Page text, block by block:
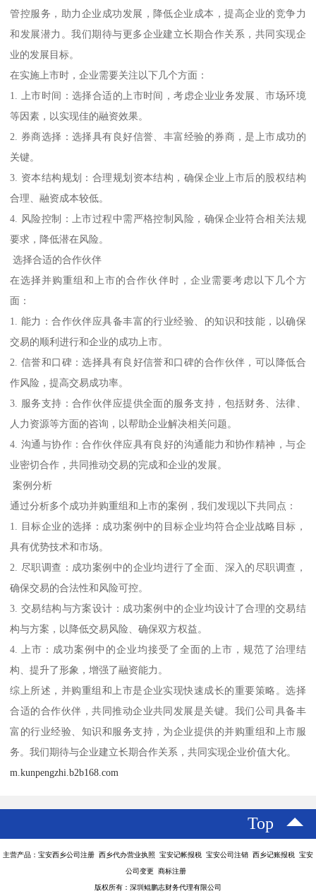
管控服务，助力企业成功发展，降低企业成本，提高企业的竞争力
和发展潜力。我们期待与更多企业建立长期合作关系，共同实现企
业的发展目标。
在实施上市时，企业需要关注以下几个方面：
1. 上市时间：选择合适的上市时间，考虑企业业务发展、市场环境
等因素，以实现佳的融资效果。
2. 券商选择：选择具有良好信誉、丰富经验的券商，是上市成功的
关键。
3. 资本结构规划：合理规划资本结构，确保企业上市后的股权结构
合理、融资成本较低。
4. 风险控制：上市过程中需严格控制风险，确保企业符合相关法规
要求，降低潜在风险。
选择合适的合作伙伴
在选择并购重组和上市的合作伙伴时，企业需要考虑以下几个方
面：
1. 能力：合作伙伴应具备丰富的行业经验、的知识和技能，以确保
交易的顺利进行和企业的成功上市。
2. 信誉和口碑：选择具有良好信誉和口碑的合作伙伴，可以降低合
作风险，提高交易成功率。
3. 服务支持：合作伙伴应提供全面的服务支持，包括财务、法律、
人力资源等方面的咨询，以帮助企业解决相关问题。
4. 沟通与协作：合作伙伴应具有良好的沟通能力和协作精神，与企
业密切合作，共同推动交易的完成和企业的发展。
案例分析
通过分析多个成功并购重组和上市的案例，我们发现以下共同点：
1. 目标企业的选择：成功案例中的目标企业均符合企业战略目标，
具有优势技术和市场。
2. 尽职调查：成功案例中的企业均进行了全面、深入的尽职调查，
确保交易的合法性和风险可控。
3. 交易结构与方案设计：成功案例中的企业均设计了合理的交易结
构与方案，以降低交易风险、确保双方权益。
4. 上市：成功案例中的企业均接受了全面的上市，规范了治理结
构、提升了形象，增强了融资能力。
综上所述，并购重组和上市是企业实现快速成长的重要策略。选择
合适的合作伙伴，共同推动企业共同发展是关键。我们公司具备丰
富的行业经验、知识和服务支持，为企业提供的并购重组和上市服
务。我们期待与企业建立长期合作关系，共同实现企业价值大化。
m.kunpengzhi.b2b168.com
Top
主营产品：宝安西乡公司注册 西乡代办营业执照 宝安记帐报税 宝安公司注销 西乡记账报税 宝安
公司变更 商标注册
版权所有：深圳鲲鹏志财务代理有限公司